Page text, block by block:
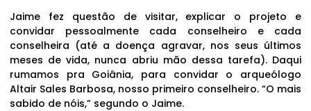
Jaime fez questão de visitar, explicar o projeto e
convidar pessoalmente cada conselheiro e cada
conselheira (até a doença agravar, nos seus últimos
meses de vida, nunca abriu mão dessa tarefa). Daqui
rumamos pra Goiânia, para convidar o arqueólogo
Altair Sales Barbosa, nosso primeiro conselheiro. “O mais
sabido de nóis,” segundo o Jaime.